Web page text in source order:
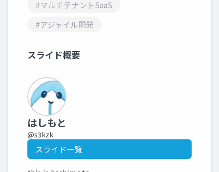
#マルチテナントSaaS
#アジャイル開発
スライド概要
はしもと
@s3kzk
スライド一覧